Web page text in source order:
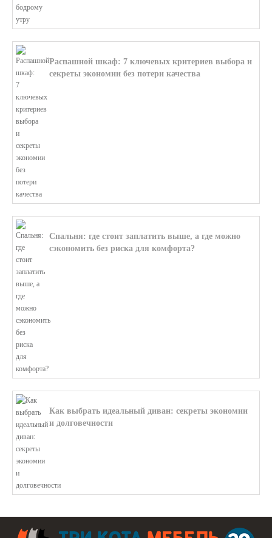
Распашной шкаф: 7 ключевых критериев выбора и
секреты экономии без потери качества
Спальня: где стоит заплатить выше, а где можно
сэкономить без риска для комфорта?
Как выбрать идеальный диван: секреты экономии
и долговечности